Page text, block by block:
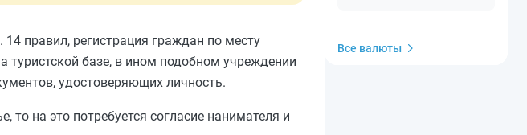
правил, регистрация граждан по месту
туристской базе, в ином подобном учреждении
удостоверяющих личность.
на это потребуется согласие нанимателя и
Все валюты